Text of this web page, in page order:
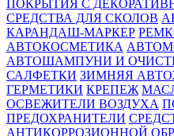
ПОКРЫТИЯ С
СРЕДСТВА ДЛЯ СКОЛОВ
КАРАНДАШ-МАРКЕР
АВТОКОСМЕТИКА
АВТОШАМПУНИ И
САЛФЕТКИ ЗИМНЯЯ
ГЕРМЕТИКИ КРЕПЕЖ
ОСВЕЖИТЕЛИ ВОЗДУХА
ПРЕДОХРАНИТЕЛИ
АНТИКОРРОЗИОННОЙ